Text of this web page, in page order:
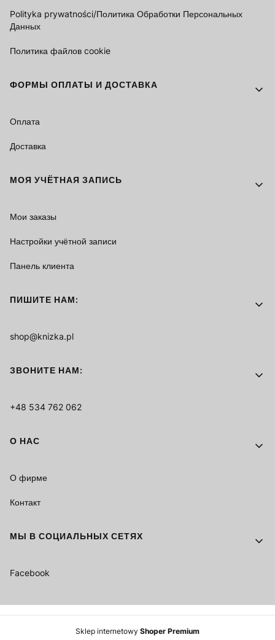
Polityka prywatności/Политика Обработки Персональных
Данных
Политика файлов cookie
ФОРМЫ ОПЛАТЫ И ДОСТАВКА
Оплата
Доставка
МОЯ УЧЁТНАЯ ЗАПИСЬ
Мои заказы
Настройки учётной записи
Панель клиента
ПИШИТЕ НАМ:
shop@knizka.pl
ЗВОНИТЕ НАМ:
+48 534 762 062
О НАС
О фирме
Контакт
МЫ В СОЦИАЛЬНЫХ СЕТЯХ
Facebook
Sklep internetowy Shoper Premium